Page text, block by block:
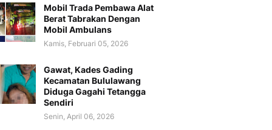
Mobil Trada Pembawa Alat
Berat Tabrakan Dengan
Mobil Ambulans
Kamis, Februari 05, 2026
Gawat, Kades Gading
Kecamatan Bululawang
Diduga Gagahi Tetangga
Sendiri
Senin, April 06, 2026